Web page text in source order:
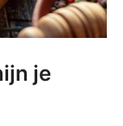
je